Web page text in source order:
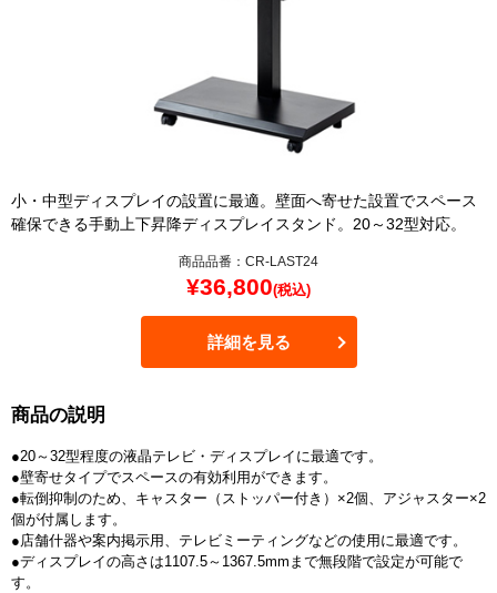
小・中型ディスプレイの設置に最適。壁面へ寄せた設置でスペース
確保できる手動上下昇降ディスプレイスタンド。20～32型対応。
商品品番：CR-LAST24
¥36,800(税込)
詳細を見る
商品の説明
●20～32型程度の液晶テレビ・ディスプレイに最適です。
●壁寄せタイプでスペースの有効利用ができます。
●転倒抑制のため、キャスター（ストッパー付き）×2個、アジャスター×2
個が付属します。
●店舗什器や案内掲示用、テレビミーティングなどの使用に最適です。
●ディスプレイの高さは1107.5～1367.5mmまで無段階で設定が可能で
す。